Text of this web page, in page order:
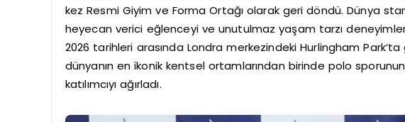
kez Resmi Giyim ve Forma Ortağı olarak geri döndü. Dünya
heyecan verici eğlenceyi ve unutulmaz yaşam tarzı
2026 tarihleri arasında Londra merkezindeki Hurlingham
dünyanın en ikonik kentsel ortamlarından birinde polo
katılımcıyı ağırladı.